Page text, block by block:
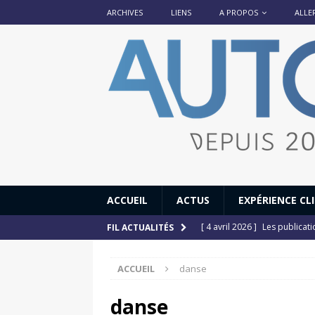
ARCHIVES LIENS A PROPOS
ACCUEIL ACTUS EXPÉRIENCE
FIL ACTUALITÉS [ 4 avril 2026 ] Les
[ 12 juillet 2025 ]
ACCUEIL danse
danse